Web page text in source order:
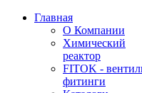
Главная
О Компании
Химический
реактор
FITOK -
фитинги